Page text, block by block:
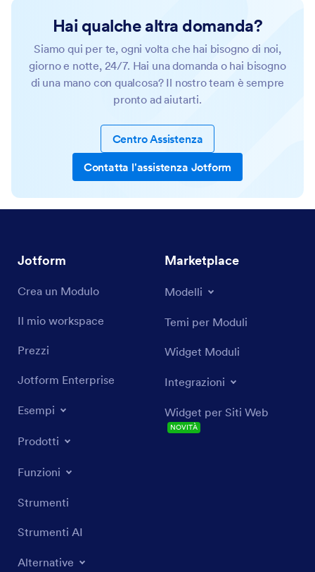
Hai qualche altra domanda?
Siamo qui per te, ogni volta che hai bisogno di noi,
giorno e notte, 24/7. Hai una domanda o hai bisogno
di una mano con qualcosa? Il nostro team è sempre
pronto ad aiutarti.
Centro Assistenza
Contatta l'assistenza Jotform
Jotform
Crea un Modulo
Il mio workspace
Prezzi
Jotform Enterprise
Esempi
Prodotti
Funzioni
Strumenti
Strumenti AI
Alternative
Marketplace
Modelli
Temi per Moduli
Widget Moduli
Integrazioni
Widget per Siti Web
NOVITÀ